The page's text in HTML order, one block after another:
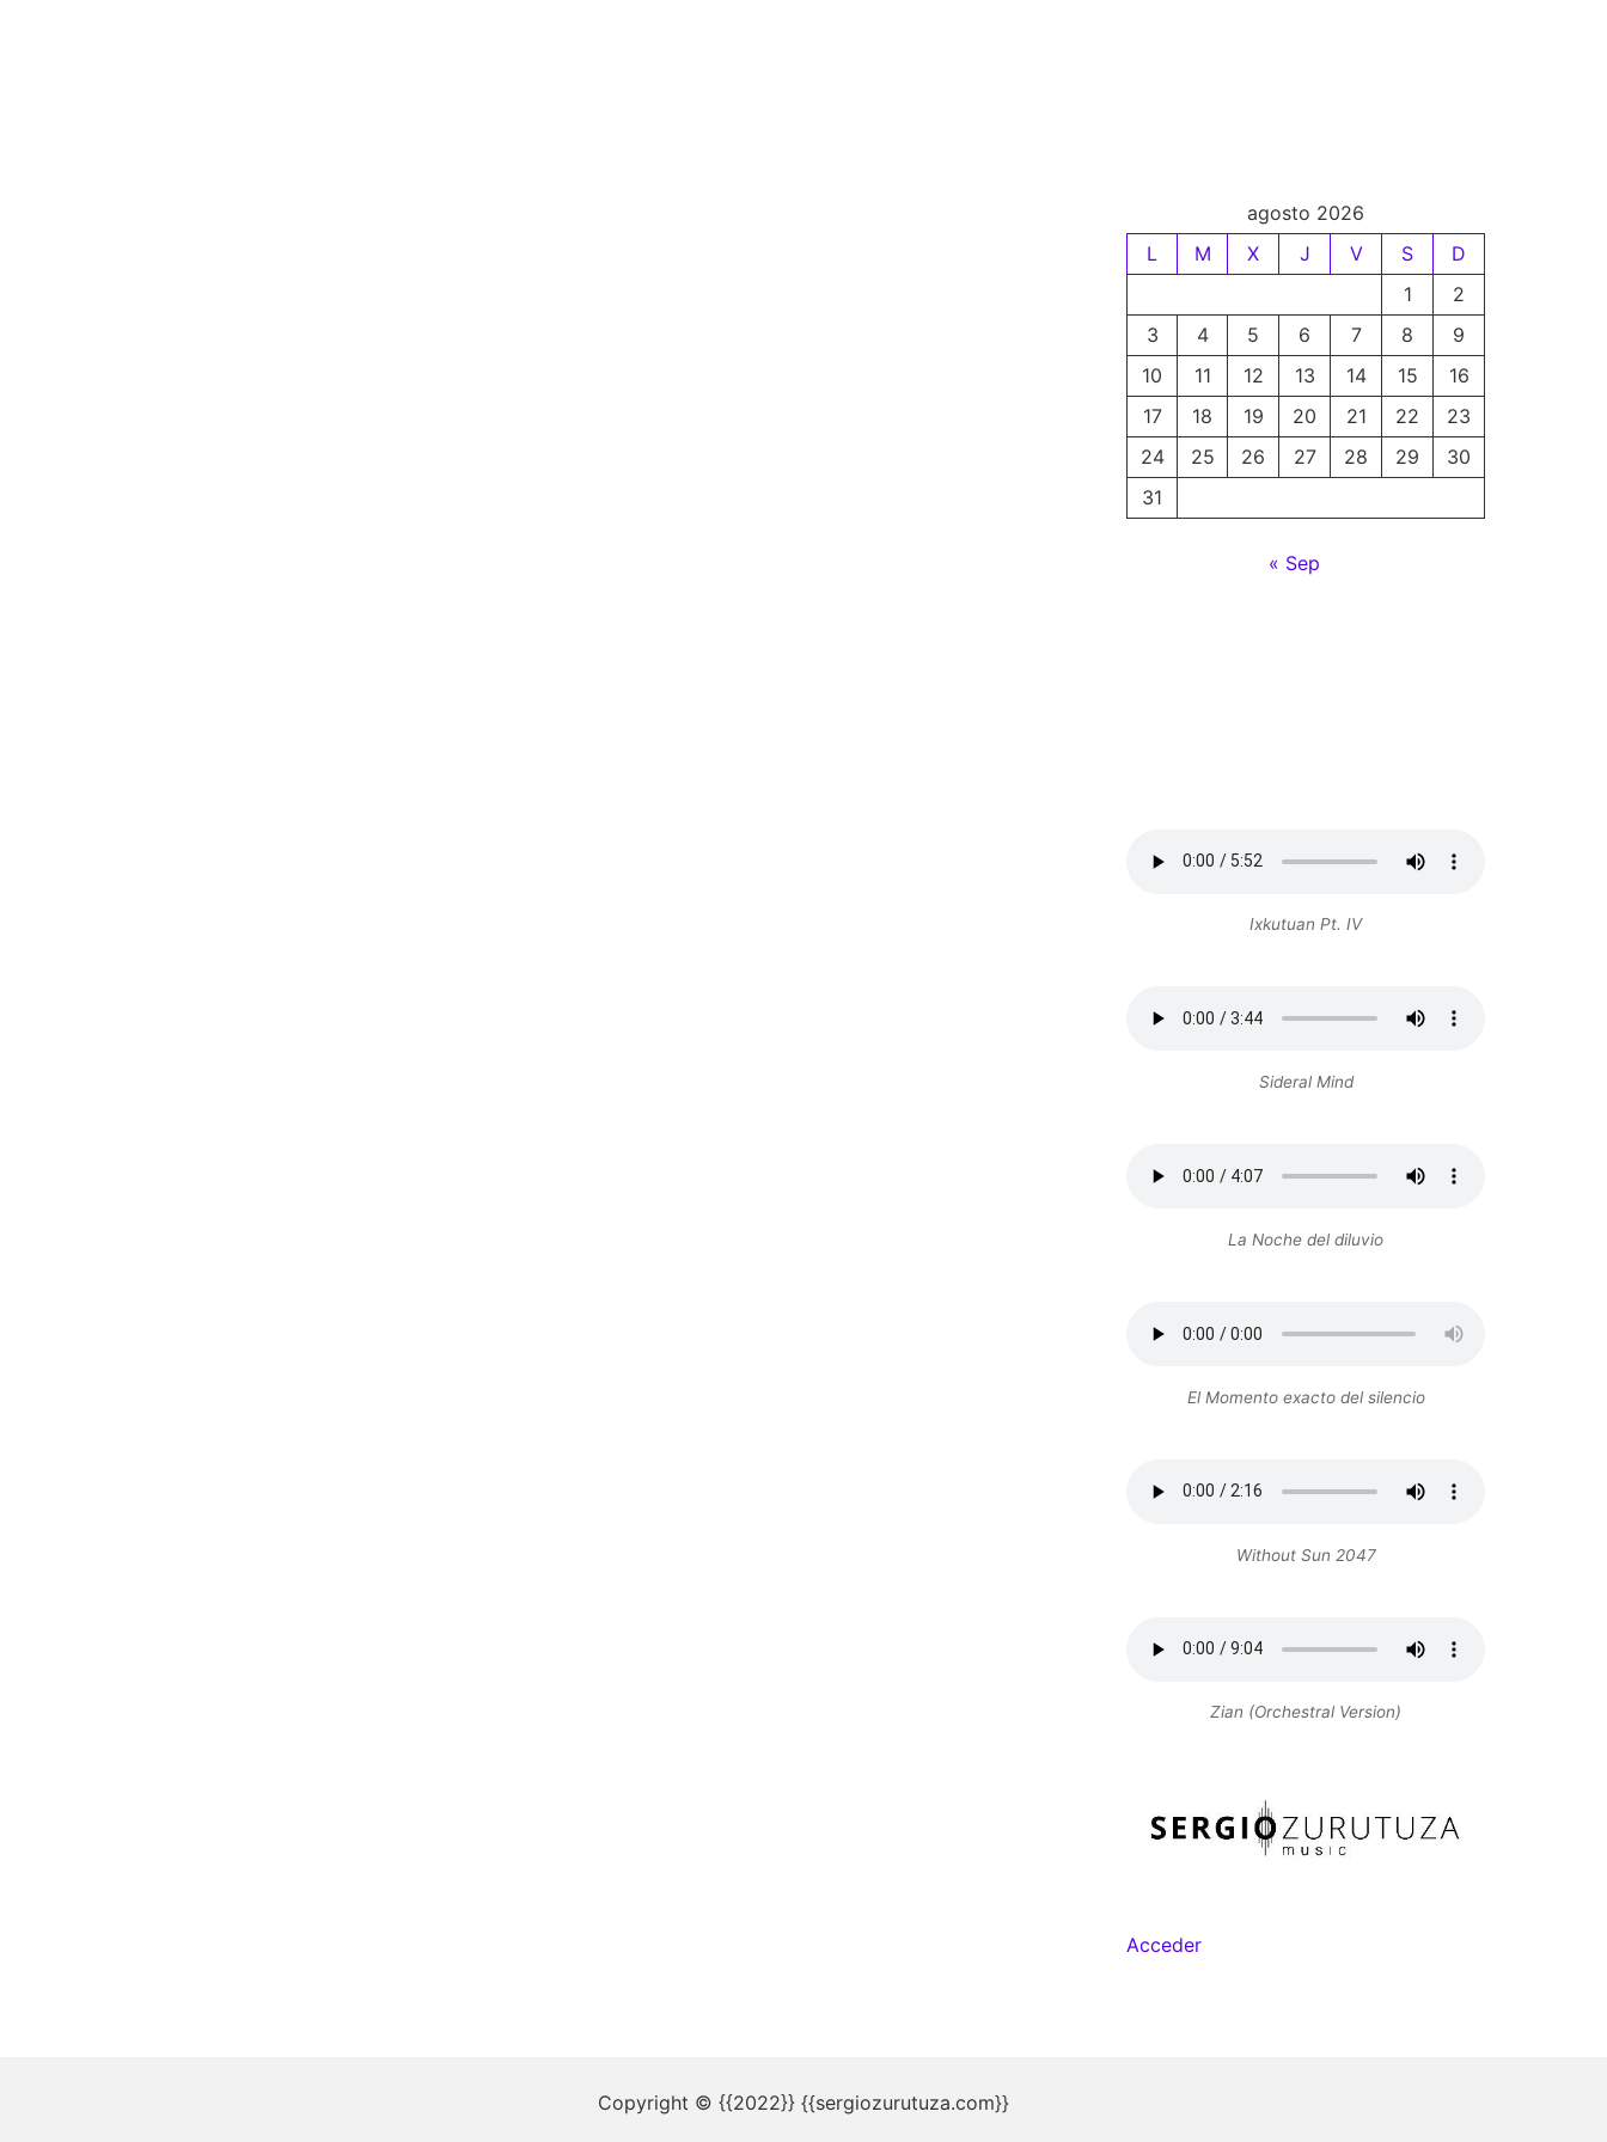
agosto 2026
L
M X J V S
D
1
2
3
4 5 6 7 8
9
10
11 12 13 14 15
16
17
18 19 20 21 22
23
24
25 26 27 28 29
30
31
« Sep
Ixkutuan Pt. IV
Sideral Mind
La Noche del diluvio
El Momento exacto del silencio
Without Sun 2047
Zian (Orchestral Version)
Acceder
Copyright © {{2022}} {{sergiozurutuza.com}}